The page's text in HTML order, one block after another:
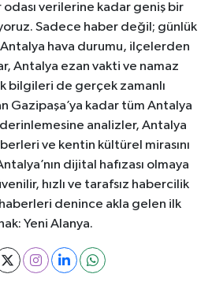
verilerine kadar geniş bir
Sadece haber değil; günlük
Antalya hava durumu, ilçelerden
Antalya ezan vakti ve namaz
bilgileri de gerçek zamanlı
Gazipaşa’ya kadar tüm Antalya
analizler, Antalya
ve kentin kültürel mirasını
dijital hafızası olmaya
hızlı ve tarafsız habercilik
haberleri denince akla gelen ilk
Yeni Alanya.